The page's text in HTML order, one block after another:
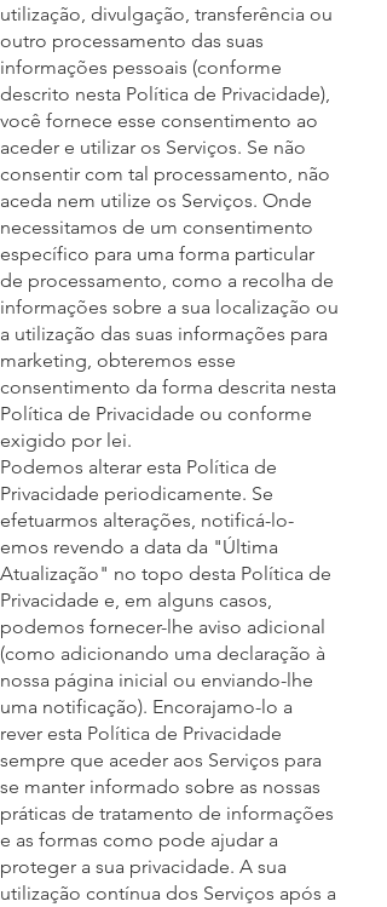
utilização, divulgação, transferência ou
outro processamento das suas
informações pessoais (conforme
descrito nesta Política de Privacidade),
você fornece esse consentimento ao
aceder e utilizar os Serviços. Se não
consentir com tal processamento, não
aceda nem utilize os Serviços. Onde
necessitamos de um consentimento
específico para uma forma particular
de processamento, como a recolha de
informações sobre a sua localização ou
a utilização das suas informações para
marketing, obteremos esse
consentimento da forma descrita nesta
Política de Privacidade ou conforme
exigido por lei.
Podemos alterar esta Política de
Privacidade periodicamente. Se
efetuarmos alterações, notificá-lo-
emos revendo a data da "Última
Atualização" no topo desta Política de
Privacidade e, em alguns casos,
podemos fornecer-lhe aviso adicional
(como adicionando uma declaração à
nossa página inicial ou enviando-lhe
uma notificação). Encorajamo-lo a
rever esta Política de Privacidade
sempre que aceder aos Serviços para
se manter informado sobre as nossas
práticas de tratamento de informações
e as formas como pode ajudar a
proteger a sua privacidade. A sua
utilização contínua dos Serviços após a